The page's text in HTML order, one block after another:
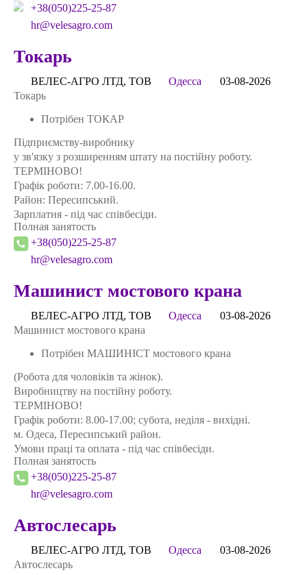
+38(050)225-25-87
hr@velesagro.com
Токарь
ВЕЛЕС-АГРО ЛТД, ТОВ Одесса
03-08-2026
Токарь
Потрібен ТОКАР
Підприємству-виробнику
у зв'язку з розширенням штату на постійну роботу.
ТЕРМІНОВО!
Графік роботи: 7.00-16.00.
Район: Пересипський.
Зарплатня - під час співбесіди.
Полная занятость
+38(050)225-25-87
hr@velesagro.com
Машинист мостового крана
ВЕЛЕС-АГРО ЛТД, ТОВ Одесса
03-08-2026
Машинист мостового крана
Потрібен МАШИНІСТ мостового крана
(Робота для чоловіків та жінок).
Виробництву на постійну роботу.
ТЕРМІНОВО!
Графік роботи: 8.00-17.00; субота, неділя - вихідні.
м. Одеса, Пересипський район.
Умови працi та оплата - під час співбесіди.
Полная занятость
+38(050)225-25-87
hr@velesagro.com
Автослесарь
ВЕЛЕС-АГРО ЛТД, ТОВ Одесса
03-08-2026
Автослесарь